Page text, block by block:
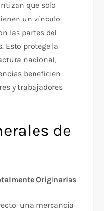
que solo
un vínculo
las partes del
Esto protege la
nacional,
beneficien
y trabajadores
de
Originarias
una mercancía